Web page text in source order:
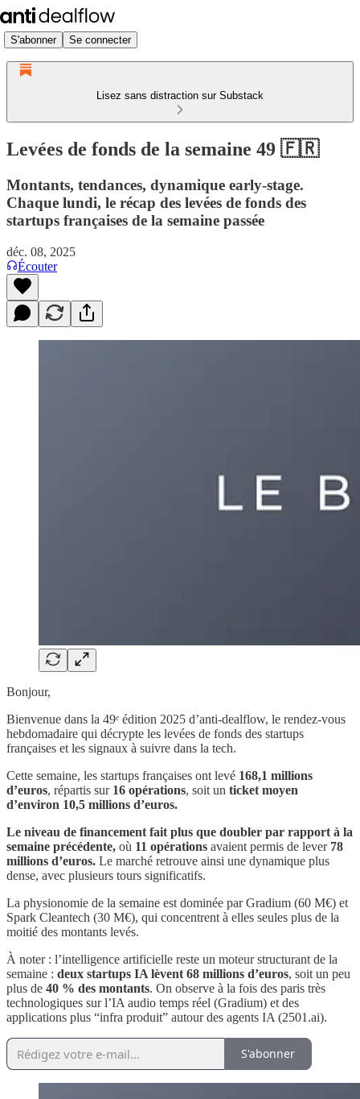
S'abonner Se connecter
Lisez sans distraction sur Substack
Levées de fonds de la semaine 49 🇫🇷
Montants, tendances, dynamique early-stage.
Chaque lundi, le récap des levées de fonds des
startups françaises de la semaine passée
déc. 08, 2025
Écouter
Bonjour,
Bienvenue dans la 49ᵉ édition 2025 d’anti-dealflow, le rendez-vous
hebdomadaire qui décrypte les levées de fonds des startups
françaises et les signaux à suivre dans la tech.
Cette semaine, les startups françaises ont levé 168,1 millions
d’euros, répartis sur 16 opérations, soit un ticket moyen
d’environ 10,5 millions d’euros.
Le niveau de financement fait plus que doubler par rapport à la
semaine précédente, où 11 opérations avaient permis de lever 78
millions d’euros. Le marché retrouve ainsi une dynamique plus
dense, avec plusieurs tours significatifs.
La physionomie de la semaine est dominée par Gradium (60 M€) et
Spark Cleantech (30 M€), qui concentrent à elles seules plus de la
moitié des montants levés.
À noter : l’intelligence artificielle reste un moteur structurant de la
semaine : deux startups IA lèvent 68 millions d’euros, soit un peu
plus de 40 % des montants. On observe à la fois des paris très
technologiques sur l’IA audio temps réel (Gradium) et des
applications plus “infra produit” autour des agents IA (2501.ai).
S'abonner